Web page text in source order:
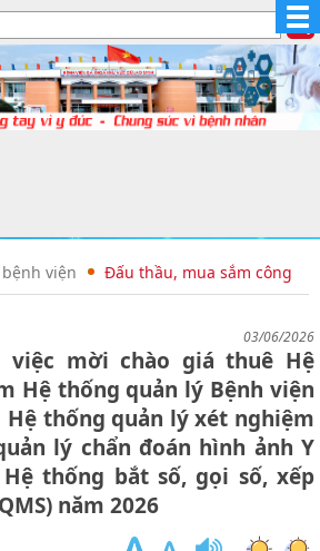
viện Đấu thầu, mua sắm công
03/06/2026
việc mời chào giá thuê Hệ
Hệ thống quản lý Bệnh viện
Hệ thống quản lý xét nghiệm
lý chẩn đoán hình ảnh Y
Hệ thống bắt số, gọi số, xếp
năm 2026